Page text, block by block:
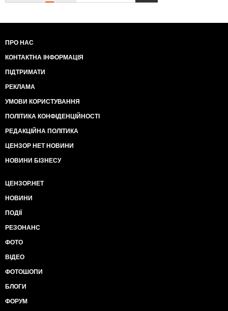
ПРО НАС
КОНТАКТНА ІНФОРМАЦІЯ
ПІДТРИМАТИ
РЕКЛАМА
УМОВИ КОРИСТУВАННЯ
ПОЛІТИКА КОНФІДЕНЦІЙНОСТІ
РЕДАКЦІЙНА ПОЛІТИКА
ЦЕНЗОР НЕТ НОВИНИ
НОВИНИ БІЗНЕСУ
ЦЕНЗОР.НЕТ
НОВИНИ
ПОДІЇ
РЕЗОНАНС
ФОТО
ВІДЕО
ФОТОШОПИ
БЛОГИ
ФОРУМ